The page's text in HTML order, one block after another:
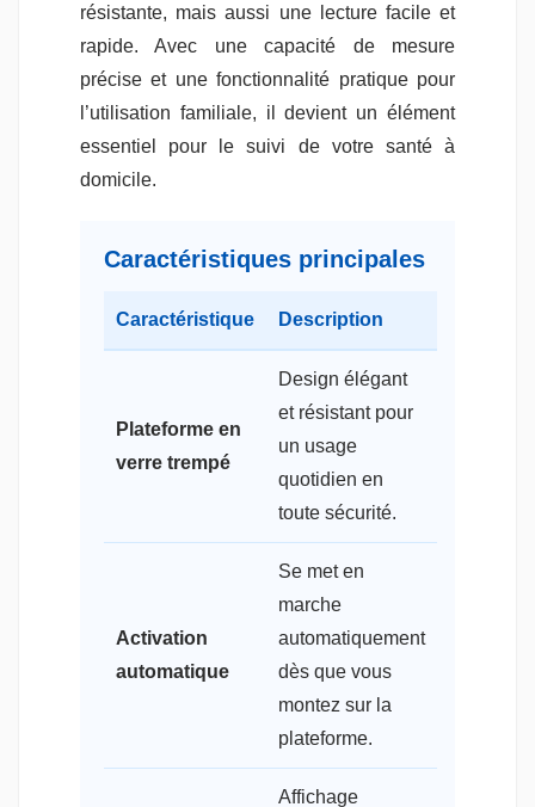
résistante, mais aussi une lecture facile et
rapide. Avec une capacité de mesure
précise et une fonctionnalité pratique pour
l’utilisation familiale, il devient un élément
essentiel pour le suivi de votre santé à
domicile.
Caractéristiques principales
Caractéristique Description
Plateforme en
verre trempé
Design élégant
et résistant pour
un usage
quotidien en
toute sécurité.
Activation
automatique
Se met en
marche
automatiquement
dès que vous
montez sur la
plateforme.
Affichage